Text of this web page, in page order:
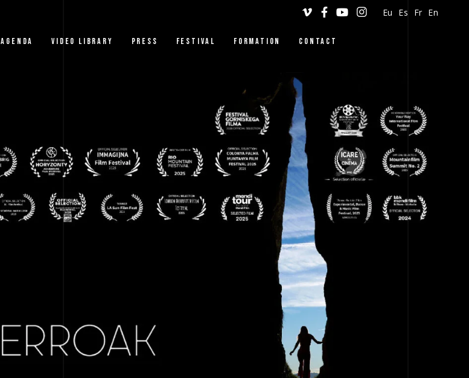
Eu Es Fr En
AGENDA VIDEO LIBRARY PRESS FESTIVAL FORMATION
VERTICAL DANCE
WORKSHOPS
CONTACT